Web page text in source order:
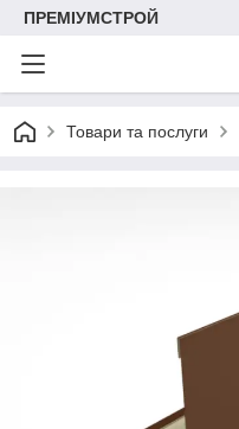
ПРЕМІУМСТРОЙ
Товари та послуги